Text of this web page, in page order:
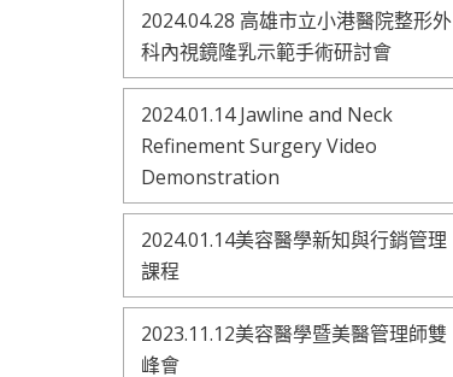
2024.04.28 高雄市立小港醫院整形外
科內視鏡隆乳示範手術研討會
2024.01.14 Jawline and Neck
Refinement Surgery Video
Demonstration
2024.01.14美容醫學新知與行銷管理
課程
2023.11.12美容醫學暨美醫管理師雙
峰會